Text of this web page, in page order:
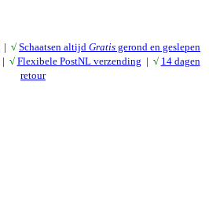
| √ Schaatsen altijd Gratis gerond en geslepen
| √ Flexibele PostNL verzending | √ 14 dagen
retour